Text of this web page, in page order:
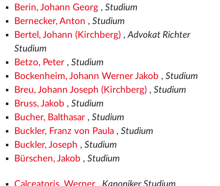
Berin, Johann Georg, Studium
Bernecker, Anton , Studium
Bertel, Johann (Kirchberg),Advokat Richter
Studium
Betzo, Peter, Studium
Bockenheim, Johann Werner Jakob , Studium
Breu, Johann Joseph (Kirchberg), Studium
Bruss, Jakob , Studium
Bucher, Balthasar, Studium
Buckler, Franz von Paula, Studium
Buckler, Joseph , Studium
Bürschen, Jakob , Studium